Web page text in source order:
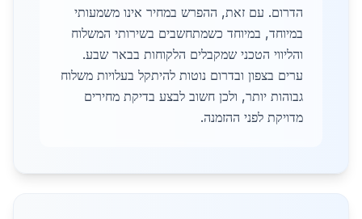
הדרום. עם זאת, ההפרש במחיר אינו משמעותי
במיוחד, במיוחד כשמתחשבים בשירותי המשלוח
והליווי הטכני שמקבלים הלקוחות בבאר שבע.
ערים בצפון ובדרום נוטות להיתקל בעלויות משלוח
גבוהות יותר, ולכן חשוב לבצע בדיקת מחירים
מדויקת לפני ההזמנה.